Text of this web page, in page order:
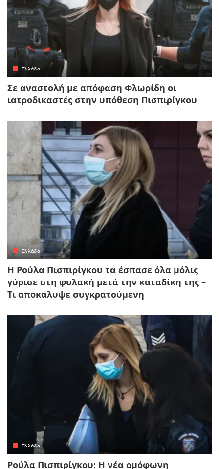
Ελλάδα
Σε αναστολή με απόφαση Φλωρίδη οι
ιατροδικαστές στην υπόθεση Πισπιρίγκου
Ελλάδα
Η Ρούλα Πισπιρίγκου τα έσπασε όλα μόλις
γύρισε στη φυλακή μετά την καταδίκη της –
Τι αποκάλυψε συγκρατούμενη
Ελλάδα
Ρούλα Πισπιρίγκου: Η νέα ομόφωνη